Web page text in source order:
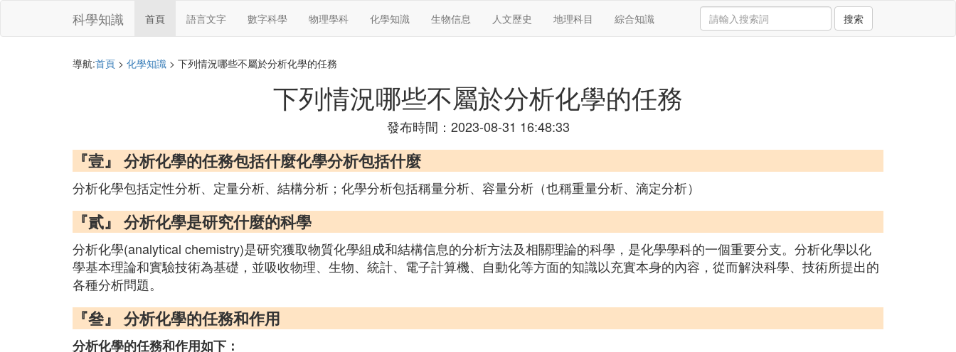
科學知識 首頁 語言文字 數字科學 物理學科 化學知識 生物信息 人文歷史 地理科目 綜合知識 搜索
導航:首頁 > 化學知識 > 下列情況哪些不屬於分析化學的任務
下列情況哪些不屬於分析化學的任務
發布時間：2023-08-31 16:48:33
『壹』 分析化學的任務包括什麼化學分析包括什麼
分析化學包括定性分析、定量分析、結構分析；化學分析包括稱量分析、容量分析（也稱重量分析、滴定分析）
『貳』 分析化學是研究什麼的科學
分析化學(analytical chemistry)是研究獲取物質化學組成和結構信息的分析方法及相關理論的科學，是化學學科的一個重要分支。分析化學以化
學基本理論和實驗技術為基礎，並吸收物理、生物、統計、電子計算機、自動化等方面的知識以充實本身的內容，從而解決科學、技術所提出的
各種分析問題。
『叄』 分析化學的任務和作用
分析化學的任務和作用如下：